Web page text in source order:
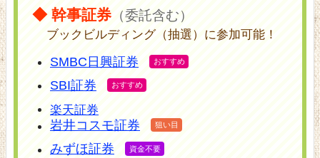
◆ 幹事証券（委託含む）
ブックビルディング（抽選）に参加可能！
SMBC日興証券
SBI証券
楽天証券
岩井コスモ証券
みずほ証券